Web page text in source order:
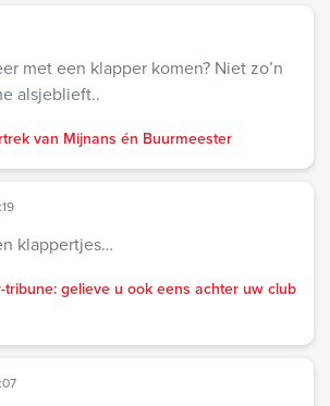
met een klapper komen? Niet zo’n
alsjeblieft..
van Mijnans én Buurmeester
klappertjes…
tribune: gelieve u ook eens achter uw club